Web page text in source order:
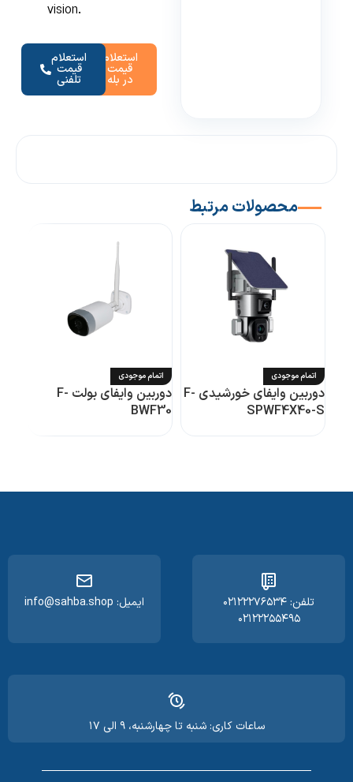
vision.
استعلام
قیمت
در بله
استعلام
قیمت
تلفنی
محصولات مرتبط
اتمام موجودی
دوربین وایفای خورشیدی F-
SPWF4X40-S
اتمام موجودی
دوربین وایفای بولت F-
BWF30
تلفن: ۰۲۱۲۲۲۷۶۵۳۴
۰۲۱۲۲۲۵۵۴۹۵
ایمیل: info@sahba.shop
ساعات کاری: شنبه تا چهارشنبه، ۹ الی ۱۷